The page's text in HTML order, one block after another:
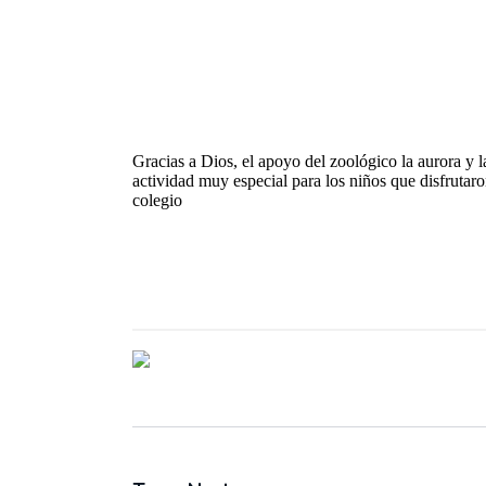
Gracias a Dios, el apoyo del zoológico la aurora y
actividad muy especial para los niños que
colegio